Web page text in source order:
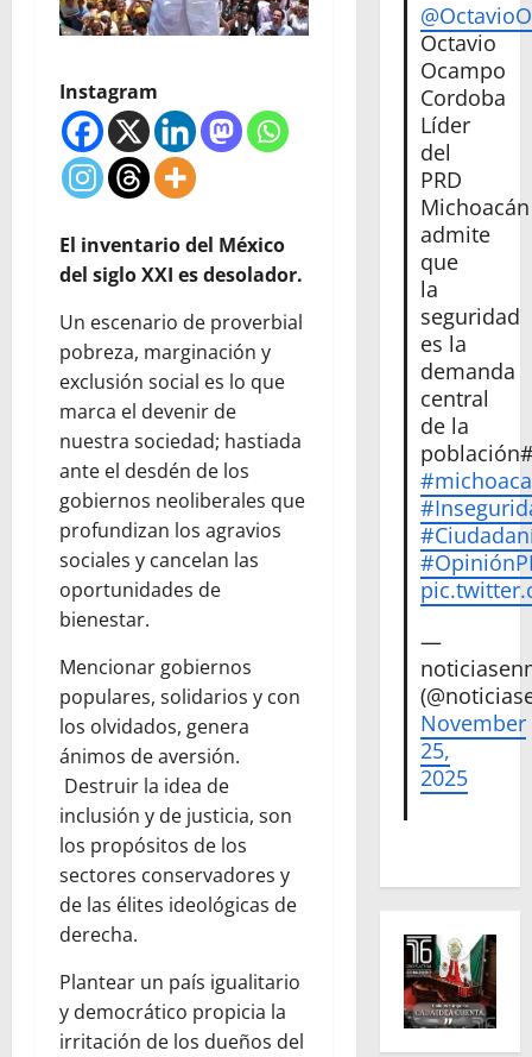
Instagram
El inventario del México
del siglo XXI es desolador.
Un escenario de proverbial
pobreza, marginación y
exclusión social es lo que
marca el devenir de
nuestra sociedad; hastiada
ante el desdén de los
gobiernos neoliberales que
profundizan los agravios
sociales y cancelan las
oportunidades de
bienestar.
Mencionar gobiernos
populares, solidarios y con
los olvidados, genera
ánimos de aversión.
Destruir la idea de
inclusión y de justicia, son
los propósitos de los
sectores conservadores y
de las élites ideológicas de
derecha.
Plantear un país igualitario
y democrático propicia la
irritación de los dueños del
Octavio
Ocampo
Cordoba
Líder
del
PRD
Michoacán
admite
que
la
seguridad
es la
demanda
central
de la
—
November
25,
2025